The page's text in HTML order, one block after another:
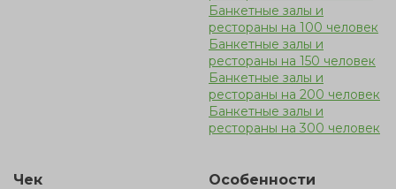
Банкетные залы и
рестораны на 100 человек
Банкетные залы и
рестораны на 150 человек
Банкетные залы и
рестораны на 200 человек
Банкетные залы и
рестораны на 300 человек
Чек Особенности